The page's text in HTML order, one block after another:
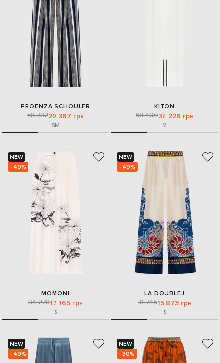
PROENZA SCHOULER
58 73229 367 грн
SM
KITON
68 40034 226 грн
M
NEW
- 49%
MOMONI
34 27817 165 грн
S
NEW
- 49%
LA DOUBLEJ
31 74515 873 грн
S
NEW
- 49%
NEW
- 30%